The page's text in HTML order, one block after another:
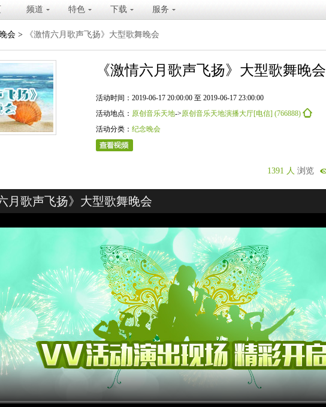
频道 特色 下载 服务
会 > 《激情六月歌声飞扬》大型歌舞晚会
《激情六月歌声飞扬》大型歌舞晚会
活动时间：2019-06-17 20:00:00 至 2019-06-17 23:00:00
活动地点： 原创音乐天地->原创音乐天地演播大厅[电信] (766888)
活动分类： 纪念晚会
1391 人 浏览
月歌声飞扬》大型歌舞晚会